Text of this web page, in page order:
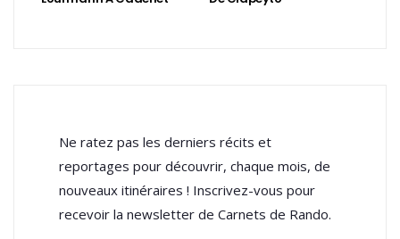
Ne ratez pas les derniers récits et
reportages pour découvrir, chaque mois, de
nouveaux itinéraires ! Inscrivez-vous pour
recevoir la newsletter de Carnets de Rando.